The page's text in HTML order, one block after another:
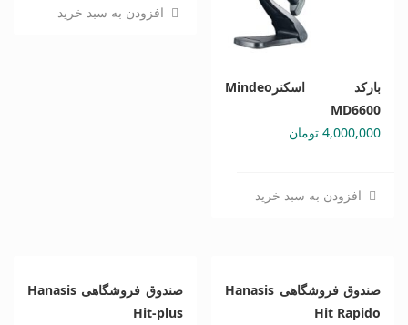
بارکد اسکنرMindeo
MD6600
4,000,000 تومان
افزودن به سبد خرید
افزودن به سبد خرید
صندوق فروشگاهی Hanasis
Hit Rapido
صندوق فروشگاهی Hanasis
Hit-plus